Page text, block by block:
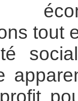
tout